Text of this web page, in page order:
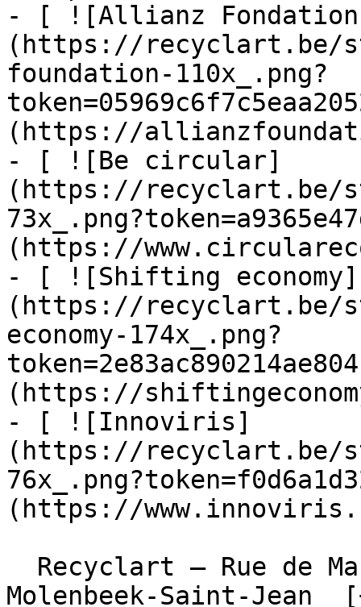
- [ ![Allianz
(https://recyclart.be/
foundation-110x_.png?
(https://
- [ ![Be circular]
(https://recyclart.be/
(https://
- [ ![Shifting economy]
(https://recyclart.be/
economy-174x_.png?
(https://
- [ ![Innoviris]
(https://recyclart.be/
(https://
Molenbeek-Saint-